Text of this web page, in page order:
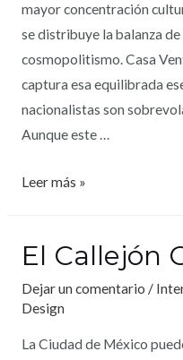
mayor concentración
se distribuye la balanza
cosmopolitismo. Casa
captura esa equilibrada
nacionalistas son
Aunque este …
Leer más »
El Callejón
Dejar un comentario /
Design
La Ciudad de México